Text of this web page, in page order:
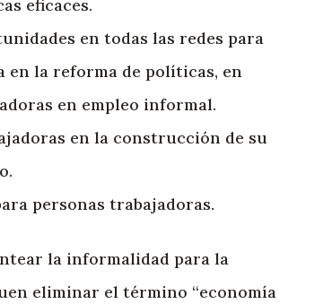
eficaces.
en todas las redes para
la reforma de políticas, en
en empleo informal.
en la construcción de su
personas trabajadoras.
la informalidad para la
eliminar el término “economía